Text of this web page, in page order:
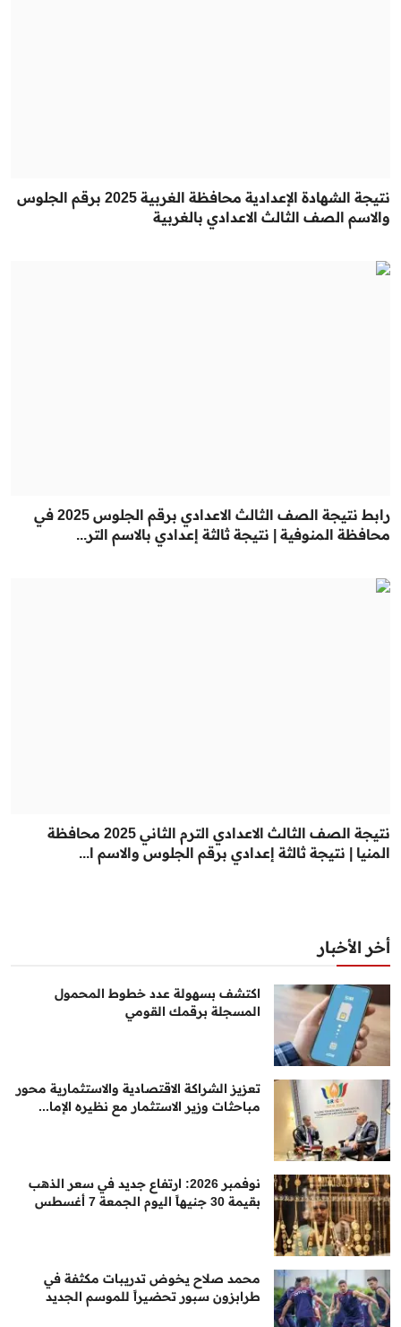
نتيجة الشهادة الإعدادية محافظة الغربية 2025 برقم الجلوس
والاسم الصف الثالث الاعدادي بالغربية
رابط نتيجة الصف الثالث الاعدادي برقم الجلوس 2025 في
محافظة المنوفية | نتيجة ثالثة إعدادي بالاسم التر...
نتيجة الصف الثالث الاعدادي الترم الثاني 2025 محافظة
المنيا | نتيجة ثالثة إعدادي برقم الجلوس والاسم ا...
أخر الأخبار
اكتشف بسهولة عدد خطوط المحمول
المسجلة برقمك القومي
تعزيز الشراكة الاقتصادية والاستثمارية محور
مباحثات وزير الاستثمار مع نظيره الإما...
نوفمبر 2026: ارتفاع جديد في سعر الذهب
بقيمة 30 جنيهاً اليوم الجمعة 7 أغسطس
محمد صلاح يخوض تدريبات مكثفة في
طرابزون سبور تحضيراً للموسم الجديد